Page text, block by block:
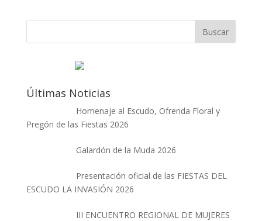
Últimas Noticias
Homenaje al Escudo, Ofrenda Floral y
Pregón de las Fiestas 2026
Galardón de la Muda 2026
Presentación oficial de las FIESTAS DEL
ESCUDO LA INVASIÓN 2026
III ENCUENTRO REGIONAL DE MUJERES